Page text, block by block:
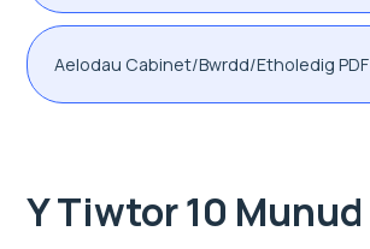
Aelodau Cabinet/Bwrdd/Etholedig PDF
Y Tiwtor 10 Munud